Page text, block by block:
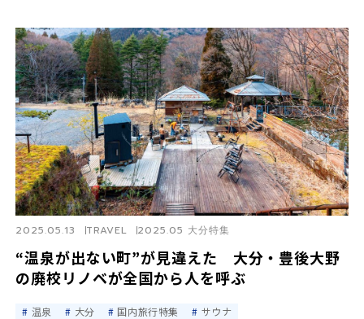
“温泉が出ない町”が見違えた 大分・豊後大野
の廃校リノベが全国から人を呼ぶ
2025.05.13 TRAVEL 2025.05 大分特集
温泉 大分 国内旅行特集 サウナ